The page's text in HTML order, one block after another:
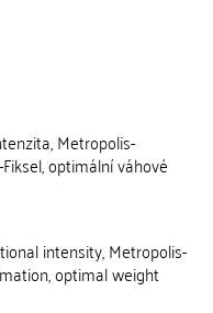
Metropolis-
optimální váhové
intensity, Metropolis-
optimal weight